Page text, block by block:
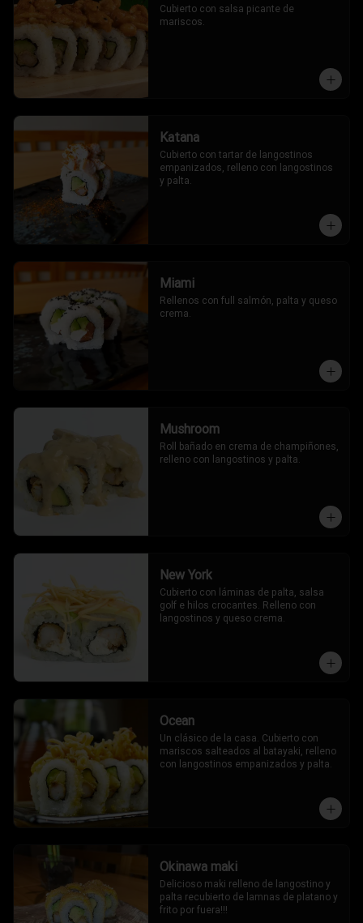
Cubierto con salsa picante de
mariscos.
Katana
Cubierto con tartar de langostinos
empanizados, relleno con langostinos
y palta.
Miami
Rellenos con full salmón, palta y queso
crema.
Mushroom
Roll bañado en crema de champiñones,
relleno con langostinos y palta.
New York
Cubierto con láminas de palta, salsa
golf e hilos crocantes. Relleno con
langostinos y queso crema.
Ocean
Un clásico de la casa. Cubierto con
mariscos salteados al batayaki, relleno
con langostinos empanizados y palta.
Okinawa maki
Delicioso maki relleno de langostino y
palta recubierto de lamnas de platano y
frito por fuera!!!